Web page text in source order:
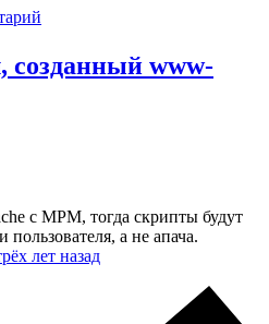
созданный www-
с MPM, тогда скрипты будут
а не апача.
лет назад